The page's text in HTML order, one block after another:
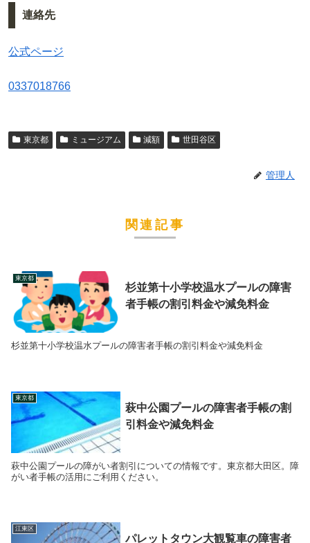
連絡先
公式ページ
0337018766
東京都 ミュージアム 減額 世田谷区
管理人
関連記事
東京都
杉並第十小学校温水プールの障害
者手帳の割引料金や減免料金
杉並第十小学校温水プールの障害者手帳の割引料金や減免料金
東京都
萩中公園プールの障害者手帳の割
引料金や減免料金
萩中公園プールの障がい者割引についての情報です。東京都大田区。障
がい者手帳の活用にご利用ください。
江東区
パレットタウン大観覧車の障害者